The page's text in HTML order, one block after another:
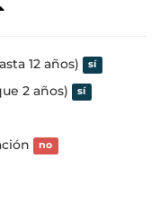
12 años) sí
2 años) sí
no